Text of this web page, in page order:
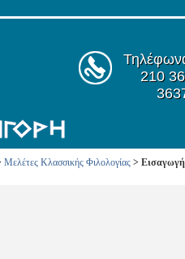
210
Μελέτες Κλασσικής Φιλολογίας > Εισαγωγή